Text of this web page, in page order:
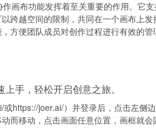
画布功能发挥着至关重要的作用。它
跨越空间的限制，共同在一个画布上发
方便团队成员对创作过程进行有效的
手，轻松开启创意之旅。
https://joer.ai/）并登录后，点击左侧边
而移动，点击画面任意位置，画框就